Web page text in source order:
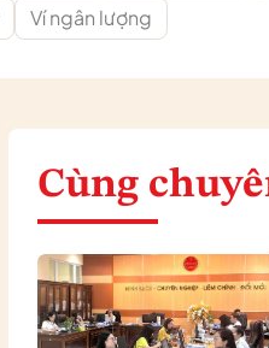
Ví ngân lượng
Cùng